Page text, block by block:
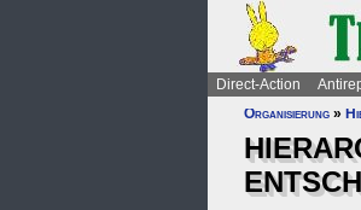
Direct-Action
Organisierung »